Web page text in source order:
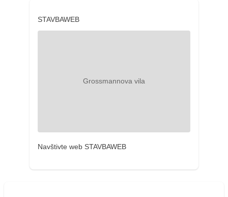
STAVBAWEB
Navštivte web STAVBAWEB